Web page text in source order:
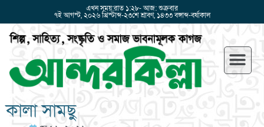
এখন সময়:রাত ১:২৮- আজ: শুক্রবার
৭ই আগস্ট, ২০২৬ খ্রিস্টাব্দ-২৩শে শ্রাবণ, ১৪৩৩ বঙ্গাব্দ-বর্ষাকাল
কালা সামছু